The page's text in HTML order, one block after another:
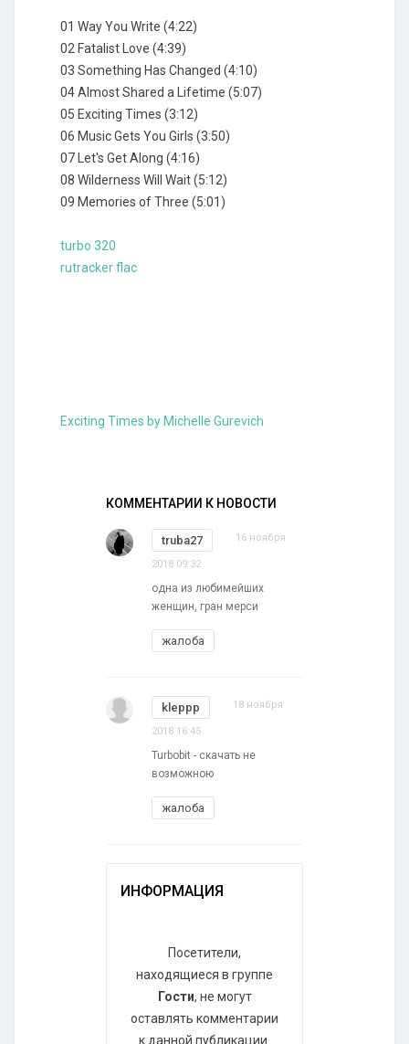
01 Way You Write (4:22)
02 Fatalist Love (4:39)
03 Something Has Changed (4:10)
04 Almost Shared a Lifetime (5:07)
05 Exciting Times (3:12)
06 Music Gets You Girls (3:50)
07 Let's Get Along (4:16)
08 Wilderness Will Wait (5:12)
09 Memories of Three (5:01)
turbo 320
rutracker flac
Exciting Times by Michelle Gurevich
КОММЕНТАРИИ К НОВОСТИ
truba27 16 ноября
2018 09:32
одна из любимейших
женщин, гран мерси
жалоба
kleppp 18 ноября
2018 16:45
Turbobit - скачать не
возможною
жалоба
ИНФОРМАЦИЯ
Посетители,
находящиеся в группе
Гости, не могут
оставлять комментарии
к данной публикации.